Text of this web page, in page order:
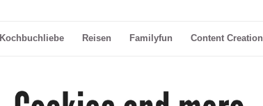
Kochbuchliebe Reisen Familyfun Content Creation